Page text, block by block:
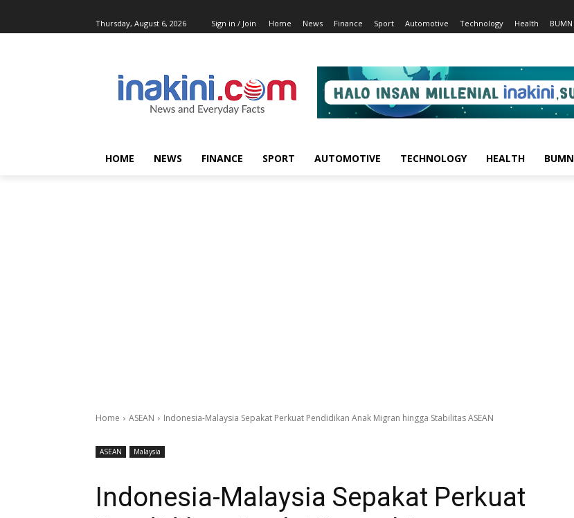
Thursday, August 6, 2026 Sign in / Join Home News Finance Sport Automotive Technology Health BUMN
HOME NEWS FINANCE SPORT AUTOMOTIVE TECHNOLOGY HEALTH BUMN
Home ASEAN Indonesia-Malaysia Sepakat Perkuat Pendidikan Anak Migran hingga Stabilitas ASEAN
ASEAN Malaysia
Indonesia-Malaysia Sepakat Perkuat